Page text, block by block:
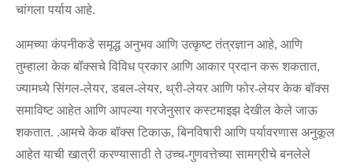
चांगला पर्याय आहे.
आमच्या कंपनीकडे समृद्ध अनुभव आणि उत्कृष्ट तंत्रज्ञान आहे, आणि
तुम्हाला केक बॉक्सचे विविध प्रकार आणि आकार प्रदान करू शकतात,
ज्यामध्ये सिंगल-लेयर, डबल-लेयर, थ्री-लेयर आणि फोर-लेयर केक बॉक्स
समाविष्ट आहेत आणि आपल्या गरजेनुसार कस्टमाइझ देखील केले जाऊ
शकतात. .आमचे केक बॉक्स टिकाऊ, बिनविषारी आणि पर्यावरणास अनुकूल
आहेत याची खात्री करण्यासाठी ते उच्च-गुणवत्तेच्या सामग्रीचे बनलेले